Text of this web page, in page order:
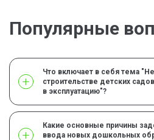
Популярные
Что включает в себя тема
строительстве детских
в эксплуатацию"?
Какие основные причины
ввода новых дошкольных